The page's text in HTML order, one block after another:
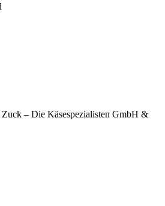
– Die Käsespezialisten GmbH &